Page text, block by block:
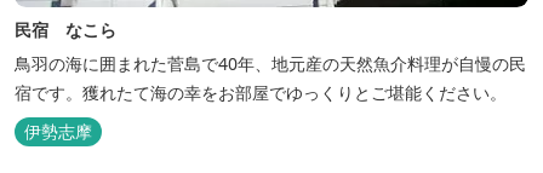
民宿 なこら
鳥羽の海に囲まれた菅島で40年、地元産の天然魚介料理が自慢の民
宿です。獲れたて海の幸をお部屋でゆっくりとご堪能ください。
伊勢志摩